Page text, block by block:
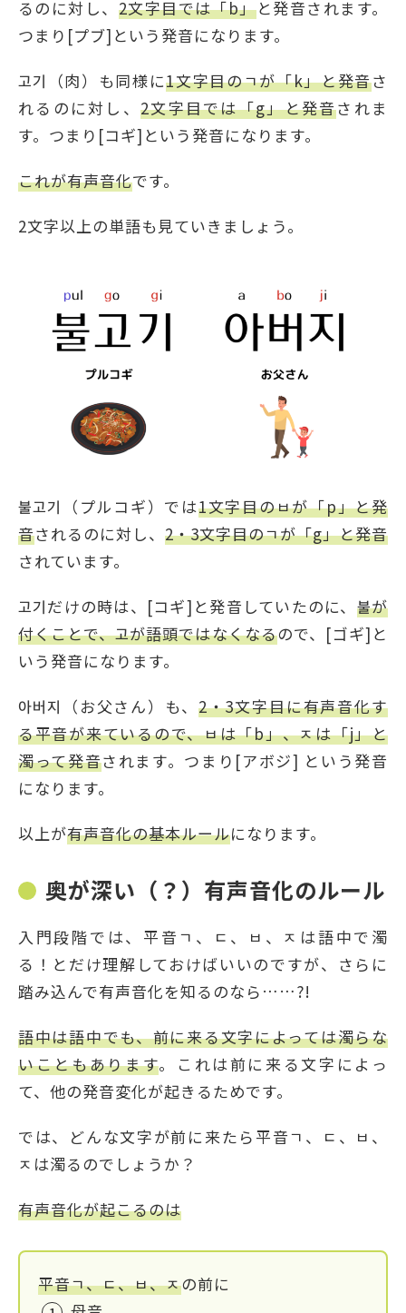
るのに対し、 2文字目では「b」と発音されます。
つまり[プブ]という発音になります。
고기（肉）も同様に1文字目のㄱが「k」と発音さ
れるのに対し、 2文字目では「g」と発音されま
す。つまり[コギ]という発音になります。
これが有声音化です。
2文字以上の単語も見ていきましょう。
불고기（プルコギ）では1文字目のㅂが「p」と発
音されるのに対し、 2・3文字目のㄱが「g」と発音
されています。
고기だけの時は、[コギ]と発音していたのに、 불が
付くことで、고が語頭ではなくなるので、[ゴギ]と
いう発音になります。
아버지（お父さん）も、 2・3文字目に有声音化す
る平音が来ているので、ㅂは「b」、ㅈは「j」と
濁って発音されます。つまり[アボジ] という発音
になります。
以上が有声音化の基本ルールになります。
奥が深い（？）有声音化のルール
入門段階では、平音ㄱ、ㄷ、ㅂ、ㅈは語中で濁
る！とだけ理解しておけばいいのですが、さらに
踏み込んで有声音化を知るのなら……?!
語中は語中でも、前に来る文字によっては濁らな
いこともあります。これは前に来る文字によっ
て、他の発音変化が起きるためです。
では、どんな文字が前に来たら平音ㄱ、ㄷ、ㅂ、
ㅈは濁るのでしょうか？
有声音化が起こるのは
平音ㄱ、ㄷ、ㅂ、ㅈの前に